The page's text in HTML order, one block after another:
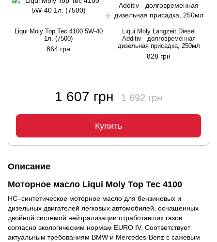
Liqui Moly Top Tec 4100 5W-40
1л. (7500)
864 грн
Liqui Moly Langzeit Diesel
Additiv - долговременная
дизельная присадка, 250мл
828 грн
1 607 грн 1 692 грн
Купить
Описание
Моторное масло Liqui Moly Top Tec 4100
HC–синтетическое моторное масло для бензиновых и
дизельных двигателей легковых автомобилей, оснащенных
двойной системой нейтрализации отработавших газов
согласно экологическим нормам EURO IV. Соответствует
актуальным требованиям BMW и Mercedes-Benz с сажевым